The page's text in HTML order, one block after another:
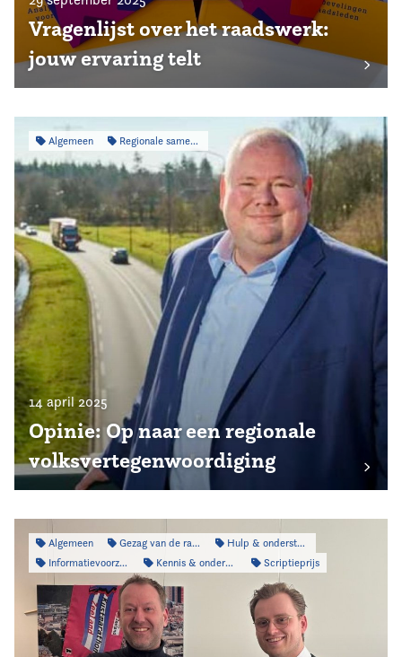
Vragenlijst over het raadswerk:
jouw ervaring telt
Algemeen Regionale samenwerking
14 april 2025
Opinie: Op naar een regionale
volksvertegenwoordiging
Algemeen Gezag van de raad
Hulp & ondersteuning
Informatievoorziening
Kennis & onderzoek Scriptieprijs